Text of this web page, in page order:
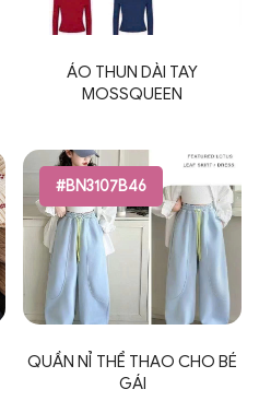
ÁO THUN DÀI TAY
MOSSQUEEN
#BN3107B46
QUẦN NỈ THỂ THAO CHO BÉ
GÁI